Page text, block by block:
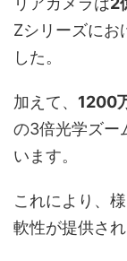
Zシリーズにお
した。
加えて、 1200
の3倍光学ズー
います。
これにより、
軟性が提供され